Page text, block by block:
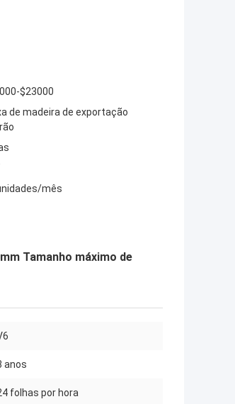
$23000
de madeira de exportação
mês
Tamanho máximo de
anos
folhas por hora